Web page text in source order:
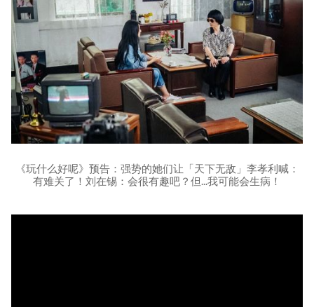
《玩什么好呢》预告：强势的她们让「天下无敌」李孝利喊：
有难关了！刘在锡：会很有趣吧？但...我可能会生病！